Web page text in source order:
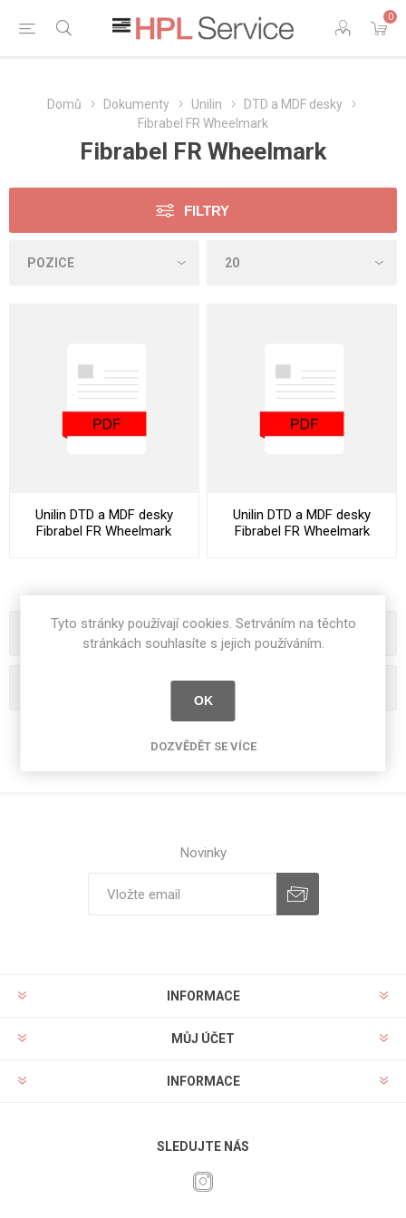
0
Domů Dokumenty Unilin
DTD a MDF desky
Fibrabel FR Wheelmark
Fibrabel FR Wheelmark
FILTRY
Unilin DTD a MDF desky
Fibrabel FR Wheelmark
Unilin DTD a MDF desky
Fibrabel FR Wheelmark
Kategorie
Novinky
INFORMACE
MŮJ ÚČET
INFORMACE
SLEDUJTE NÁS
Tyto stránky používají cookies. Setrváním na těchto
stránkách souhlasíte s jejich používáním.
OK
DOZVĚDĚT SE VÍCE